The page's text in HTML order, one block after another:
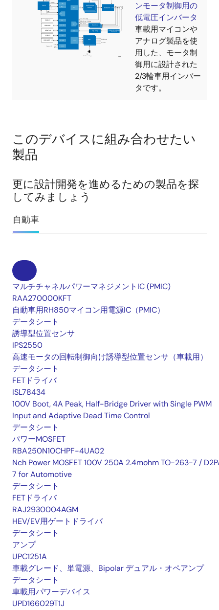
ンモータ制御用の
低電圧インバータ
車載用マイコンや
アナログ製品を使
用した、モータ制
御用に設計された
2/3輪車用インバー
タです。
このデバイスに組み合わせたい
製品
更に設計開発を進めるための製品を探
してみましょう
自動車
マルチチャネルパワーマネジメントIC (PMIC)
RAA270000KFT
自動車用RH850マイコン用電源IC（PMIC）
データシート
誘導型位置センサ
IPS2550
高速モータの回転制御向け誘導型位置センサ（車載用）
データシート
FETドライバ
ISL78434
100V Boot, 4A Peak, Half-Bridge Driver with Single PWM
Input and Adaptive Dead Time Control
データシート
パワーMOSFET
RBA250N10CHPF-4UA02
Nch Power MOSFET 100V 250A 2.4mohm TO-263-7 /
7 for Automotive
データシート
FETドライバ
RAJ2930004AGM
HEV/EV用ゲートドライバ
データシート
アンプ
UPC1251A
車載グレード、単電源、Bipolar デュアル・オペアンプ
データシート
車載用パワーデバイス
UPD166029T1J